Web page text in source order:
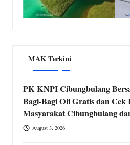
MAK Terkini
PK KNPI Cibungbulang
Bagi-Bagi Oli Gratis dan
Masyarakat Cibungbulang
August 3, 2026